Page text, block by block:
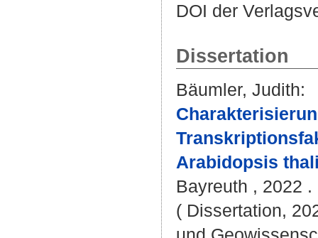
DOI der
Dissertation
Bäumler, Judith:
Arabidopsis
Bayreuth , 2022
( Dissertation,